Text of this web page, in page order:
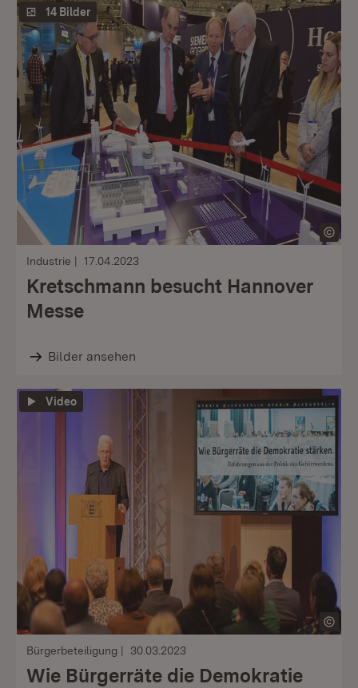
14 Bilder
Industrie 17.04.2023
Kretschmann besucht Hannover
Messe
Bilder ansehen
Video
Bürgerbeteiligung 30.03.2023
Wie Bürgerräte die Demokratie